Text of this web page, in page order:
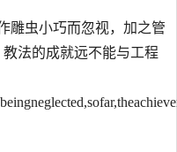
雕虫小巧而忽视，加之管
法的成就远不能与工程